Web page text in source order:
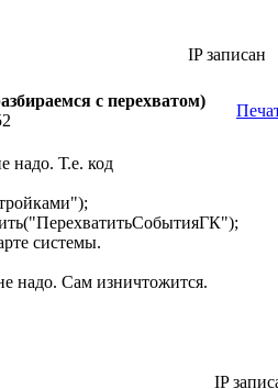
IP записан
с перехватом)
надо. Т.е. код
системы.
надо. Сам изничтожится.
IP